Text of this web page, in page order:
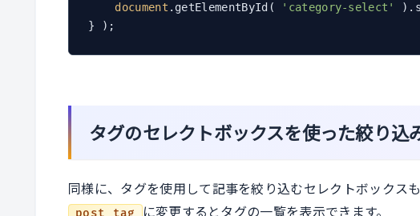
document .getElementById( 'category-select'
タグのセレクトボックスを使った絞り込
同様に、タグを使用して記事を絞り込むセレクトボックスも
に変更するとタグの一覧を表示できます。